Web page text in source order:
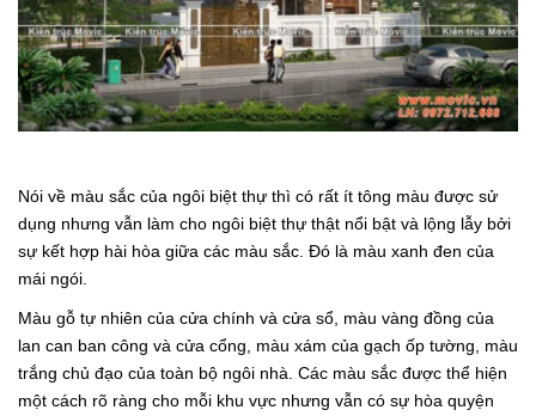
Nói về màu sắc của ngôi biệt thự thì có rất ít tông màu được sử
dụng nhưng vẫn làm cho ngôi biệt thự thật nổi bật và lộng lẫy bởi
sự kết hợp hài hòa giữa các màu sắc. Đó là màu xanh đen của
mái ngói.
Màu gỗ tự nhiên của cửa chính và cửa sổ, màu vàng đồng của
lan can ban công và cửa cổng, màu xám của gạch ốp tường, màu
trắng chủ đạo của toàn bộ ngôi nhà. Các màu sắc được thể hiện
một cách rõ ràng cho mỗi khu vực nhưng vẫn có sự hòa quyện